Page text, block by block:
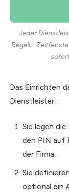
Jeder
Regeln:
Das Einrichten
Dienstleister:
Sie legen
den PIN auf
der Firma.
Sie
optional ein